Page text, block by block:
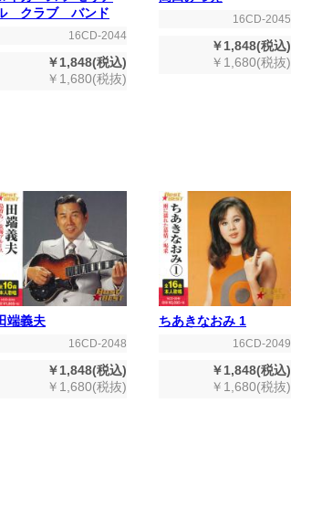
クラブ バンド
16CD-2044
￥1,848(税込)
￥1,680(税抜)
16CD-2045
￥1,848(税込)
￥1,680(税抜)
端義夫
16CD-2048
￥1,848(税込)
￥1,680(税抜)
ちあきなおみ 1
16CD-2049
￥1,848(税込)
￥1,680(税抜)